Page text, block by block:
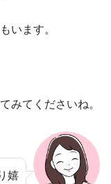
います。
みてくださいね。
嬉